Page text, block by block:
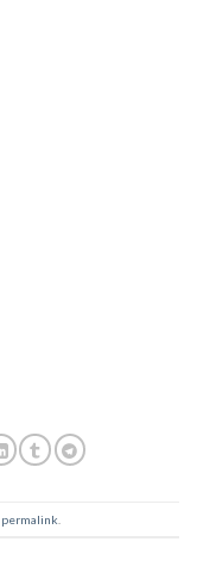
permalink